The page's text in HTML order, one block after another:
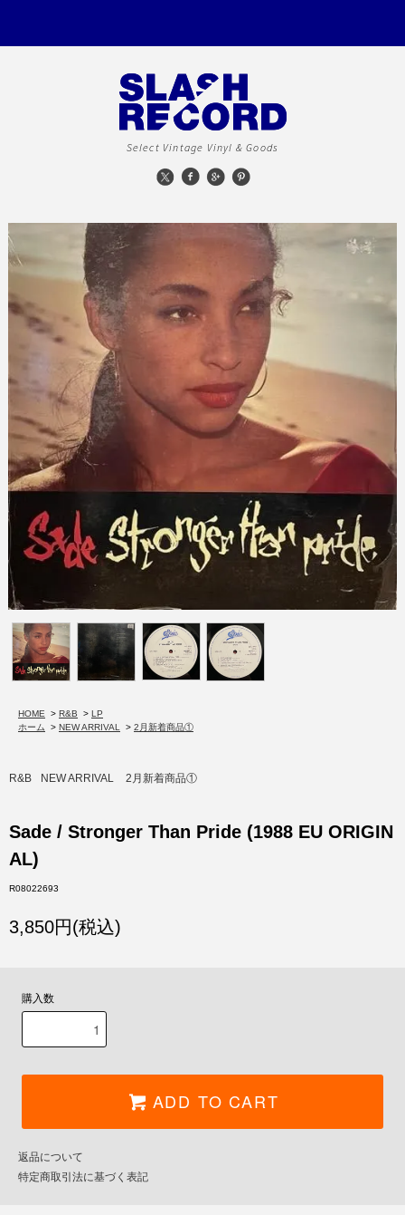
Select Vintage Vinyl & Goods
HOME > R&B > LP
ホーム
> NEW ARRIVAL > 2月新着商品①
R&B NEW ARRIVAL 2月新着商品①
Sade / Stronger Than Pride (1988 EU ORIGIN
AL)
R08022693
3,850円(税込)
購入数
ADD TO CART
返品について
特定商取引法に基づく表記